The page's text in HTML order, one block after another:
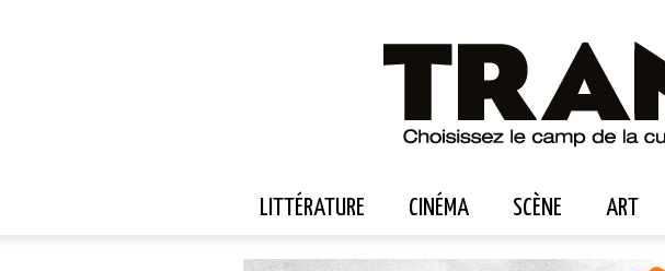
LITTÉRATURE CINÉMA SCÈNE ART